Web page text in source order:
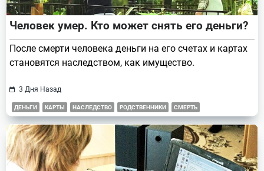
Человек умер. Кто может снять его деньги?
После смерти человека деньги на его счетах и картах
становятся наследством, как имущество.
3 Дня Назад
ДЕНЬГИ КАРТЫ НАСЛЕДСТВО РОДСТВЕННИКИ СМЕРТЬ